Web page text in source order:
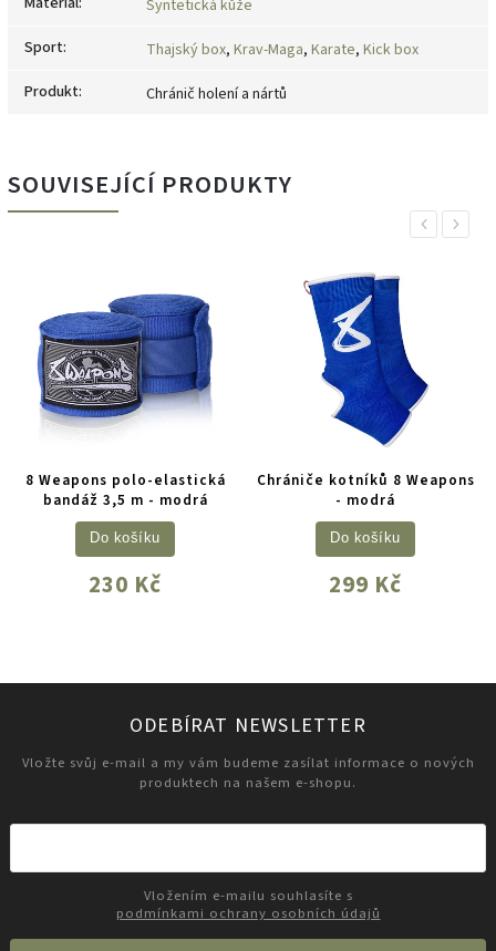
Syntetická kůže
Sport: Thajský box, Krav-Maga, Karate, Kick box
Produkt: Chránič holení a nártů
SOUVISEJÍCÍ PRODUKTY
Previous
8 Weapons polo-elastická
bandáž 3,5 m - modrá
230 Kč
Do košíku
Chrániče kotníků 8 Weapons
- modrá
299 Kč
Do košíku
Next
ODEBÍRAT NEWSLETTER
Vložte svůj e-mail a my vám budeme zasílat informace o nových
produktech na našem e-shopu.
podmínkami ochrany osobních údajů